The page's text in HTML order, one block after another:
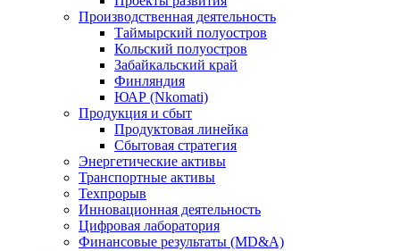
Производственная деятельность
Таймырский полуостров
Кольский полуостров
Забайкальский край
Финляндия
ЮАР (Nkomati)
Продукция и сбыт
Продуктовая линейка
Сбытовая стратегия
Энергетические активы
Транспортные активы
Техпрорыв
Инновационная деятельность
Цифровая лаборатория
Финансовые результаты (MD&A)